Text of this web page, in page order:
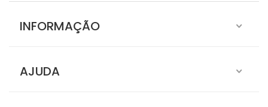
INFORMAÇÃO
AJUDA